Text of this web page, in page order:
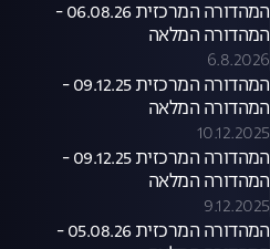
המהדורה המרכזית 06.08.26 -
המהדורה המלאה
6.8.2026
המהדורה המרכזית 09.12.25 -
המהדורה המלאה
10.12.2025
המהדורה המרכזית 09.12.25 -
המהדורה המלאה
9.12.2025
המהדורה המרכזית 05.08.26 -